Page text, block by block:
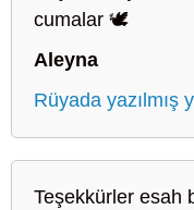
cumalar 🕊️
Aleyna
Rüyada yazılmış
Teşekkürler esah